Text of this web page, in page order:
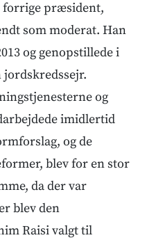
forrige præsident,
som moderat. Han
og genopstillede i
jordskredssejr.
og
imidlertid
og de
blev for en stor
da der var
blev den
Raisi valgt til